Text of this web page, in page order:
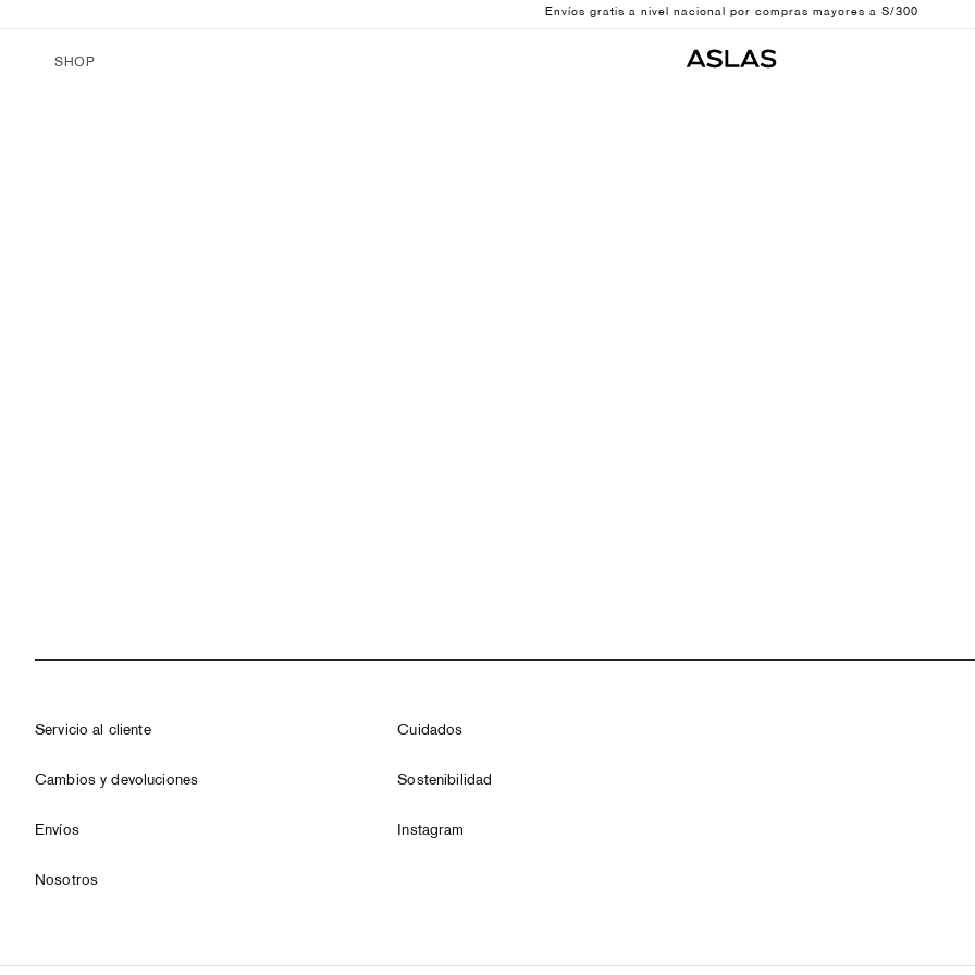
Envíos gratis a nivel nacional por compras mayores a S/300
SHOP
Servicio al cliente
Cambios y devoluciones
Envíos
Nosotros
Cuidados
Sostenibilidad
Instagram